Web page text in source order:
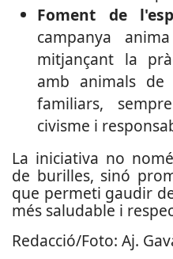
Foment de
campanya
mitjançant la
amb animals de
familiars,
civisme i
La iniciativa no
de burilles, sinó
que permeti gaudir
més saludable i
Redacció/Foto: Aj.